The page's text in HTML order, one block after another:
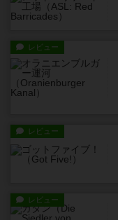
レビュー
レビュー
レビュー